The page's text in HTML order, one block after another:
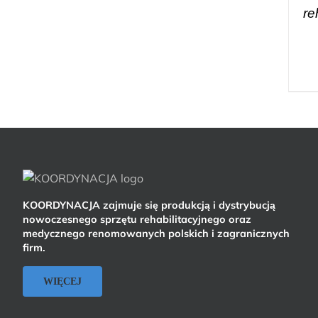
KOORDYNACJA zajmuje się produkcją i dystrybucją
nowoczesnego sprzętu rehabilitacyjnego oraz
medycznego renomowanych polskich i zagranicznych
firm.
WIĘCEJ